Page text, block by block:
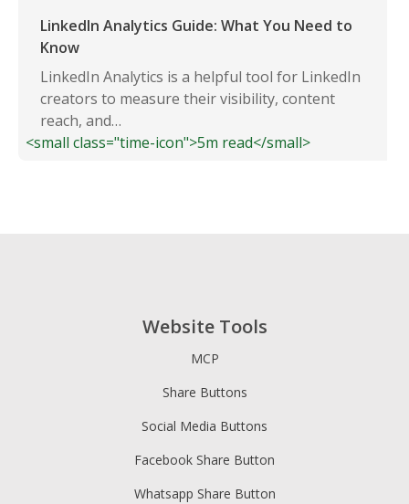
LinkedIn Analytics Guide: What You Need to
Know
LinkedIn Analytics is a helpful tool for LinkedIn
creators to measure their visibility, content
reach, and…
<small class="time-icon">5m read</small>
Website Tools
MCP
Share Buttons
Social Media Buttons
Facebook Share Button
Whatsapp Share Button